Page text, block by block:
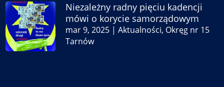
Niezależny radny pięciu kadencji
mówi o korycie samorządowym
mar 9, 2025 |Aktualności, Okręg nr 15
Tarnów